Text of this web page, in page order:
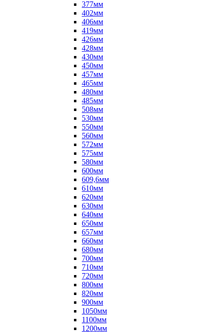
377мм
402мм
406мм
419мм
426мм
428мм
430мм
450мм
457мм
465мм
480мм
485мм
508мм
530мм
550мм
560мм
572мм
575мм
580мм
600мм
609,6мм
610мм
620мм
630мм
640мм
650мм
657мм
660мм
680мм
700мм
710мм
720мм
800мм
820мм
900мм
1050мм
1100мм
1200мм